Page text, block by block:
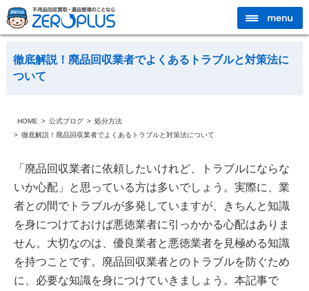
徹底解説！廃品回収業者でよくあるトラブルと対策法に
ついて
HOME 公式ブログ
処分方法
徹底解説！廃品回収業者でよくあるトラブルと対策法について
「廃品回収業者に依頼したいけれど、トラブルにならな
いか心配」と思っている方は多いでしょう。実際に、業
者との間でトラブルが多発していますが、きちんと知識
を身につけておけば悪徳業者に引っかかる心配はありま
せん。大切なのは、優良業者と悪徳業者を見極める知識
を持つことです。廃品回収業者とのトラブルを防ぐため
に、必要な知識を身につけていきましょう。本記事で